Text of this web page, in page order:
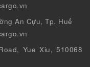
An Cựu, Tp. Huế
Yue Xiu, 510068